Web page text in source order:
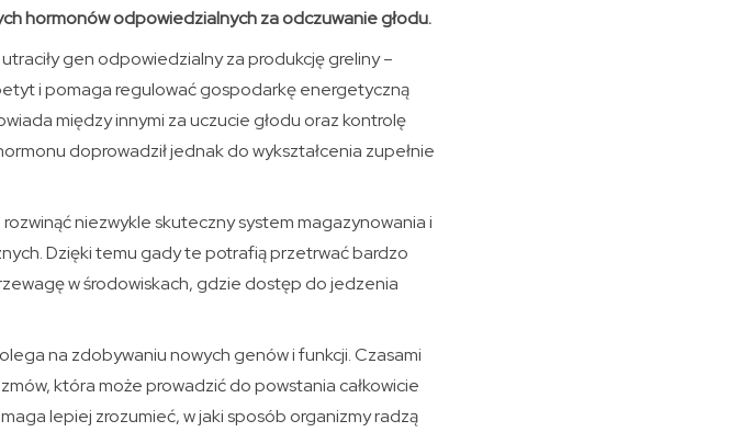
hormonów odpowiedzialnych za odczuwanie głodu.
gen odpowiedzialny za produkcję greliny –
i pomaga regulować gospodarkę energetyczną
między innymi za uczucie głodu oraz kontrolę
doprowadził jednak do wykształcenia zupełnie
niezwykle skuteczny system magazynowania i
Dzięki temu gady te potrafią przetrwać bardzo
w środowiskach, gdzie dostęp do jedzenia
na zdobywaniu nowych genów i funkcji. Czasami
która może prowadzić do powstania całkowicie
lepiej zrozumieć, w jaki sposób organizmy radzą